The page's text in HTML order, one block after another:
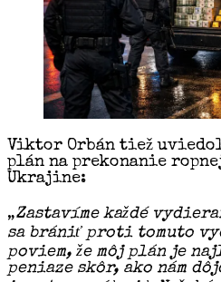
Viktor Orbán tiež
plán na prekonanie
Ukrajine:
„Zastavíme každé
sa brániť proti tomuto
poviem, že môj plán je
peniaze skôr, ako nám